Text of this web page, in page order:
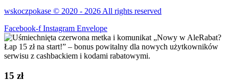
wskoczpokase © 2020 - 2026 All rights reserved
Facebook-f Instagram Envelope
15 zł